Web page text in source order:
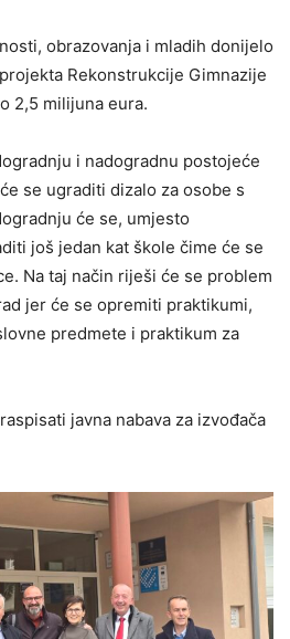
obrazovanja i mladih donijelo
Rekonstrukcije Gimnazije
2,5 milijuna eura.
i nadogradnu postojeće
se ugraditi dizalo za osobe s
će se, umjesto
još jedan kat škole čime će se
Na taj način riješi će se problem
jer će se opremiti praktikumi,
predmete i praktikum za
javna nabava za izvođača